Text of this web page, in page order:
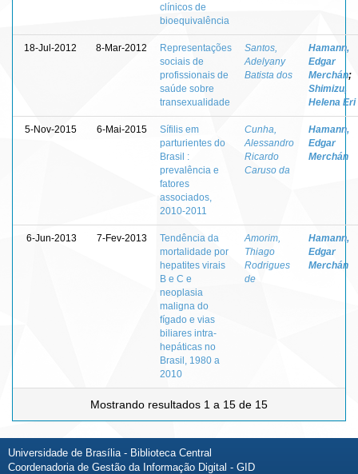
clínicos de
bioequivalência
18-Jul-2012 8-Mar-2012
Representações
sociais de
profissionais de
saúde sobre
transexualidade
Santos,
Adelyany
Batista dos
Hamann,
Edgar
Merchán;
Shimizu,
Helena Eri
5-Nov-2015 6-Mai-2015
Sífilis em
parturientes do
Brasil :
prevalência e
fatores
associados,
2010-2011
Cunha,
Alessandro
Ricardo
Caruso da
Hamann,
Edgar
Merchán
6-Jun-2013 7-Fev-2013
Tendência da
mortalidade por
hepatites virais
B e C e
neoplasia
maligna do
fígado e vias
biliares intra-
hepáticas no
Brasil, 1980 a
2010
Amorim,
Thiago
Rodrigues
de
Hamann,
Edgar
Merchán
Mostrando resultados 1 a 15 de 15
Universidade de Brasília - Biblioteca Central
Coordenadoria de Gestão da Informação Digital - GID